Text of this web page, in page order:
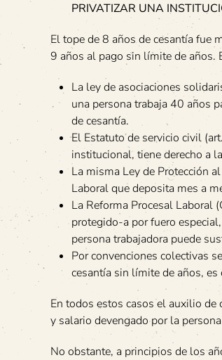
PRIVATIZAR UNA
El tope de 8 años de cesantía fue
9 años al pago sin límite de años.
La ley de asociaciones
una persona trabaja 40 años
de cesantía.
El Estatuto de servicio civil
institucional, tiene derecho a
La misma Ley de Protección
Laboral que deposita mes a
La Reforma Procesal Laboral
protegido-a por fuero
persona trabajadora puede
Por convenciones colectivas
cesantía sin límite de años,
En todos estos casos el auxilio
y salario devengado por la
No obstante, a principios de los